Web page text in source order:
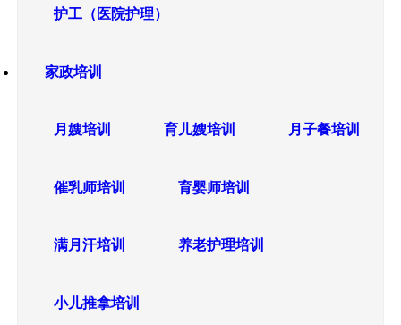
护工（医院护理）
家政培训
月嫂培训 育儿嫂培训 月子餐培训
催乳师培训 育婴师培训
满月汗培训 养老护理培训
小儿推拿培训